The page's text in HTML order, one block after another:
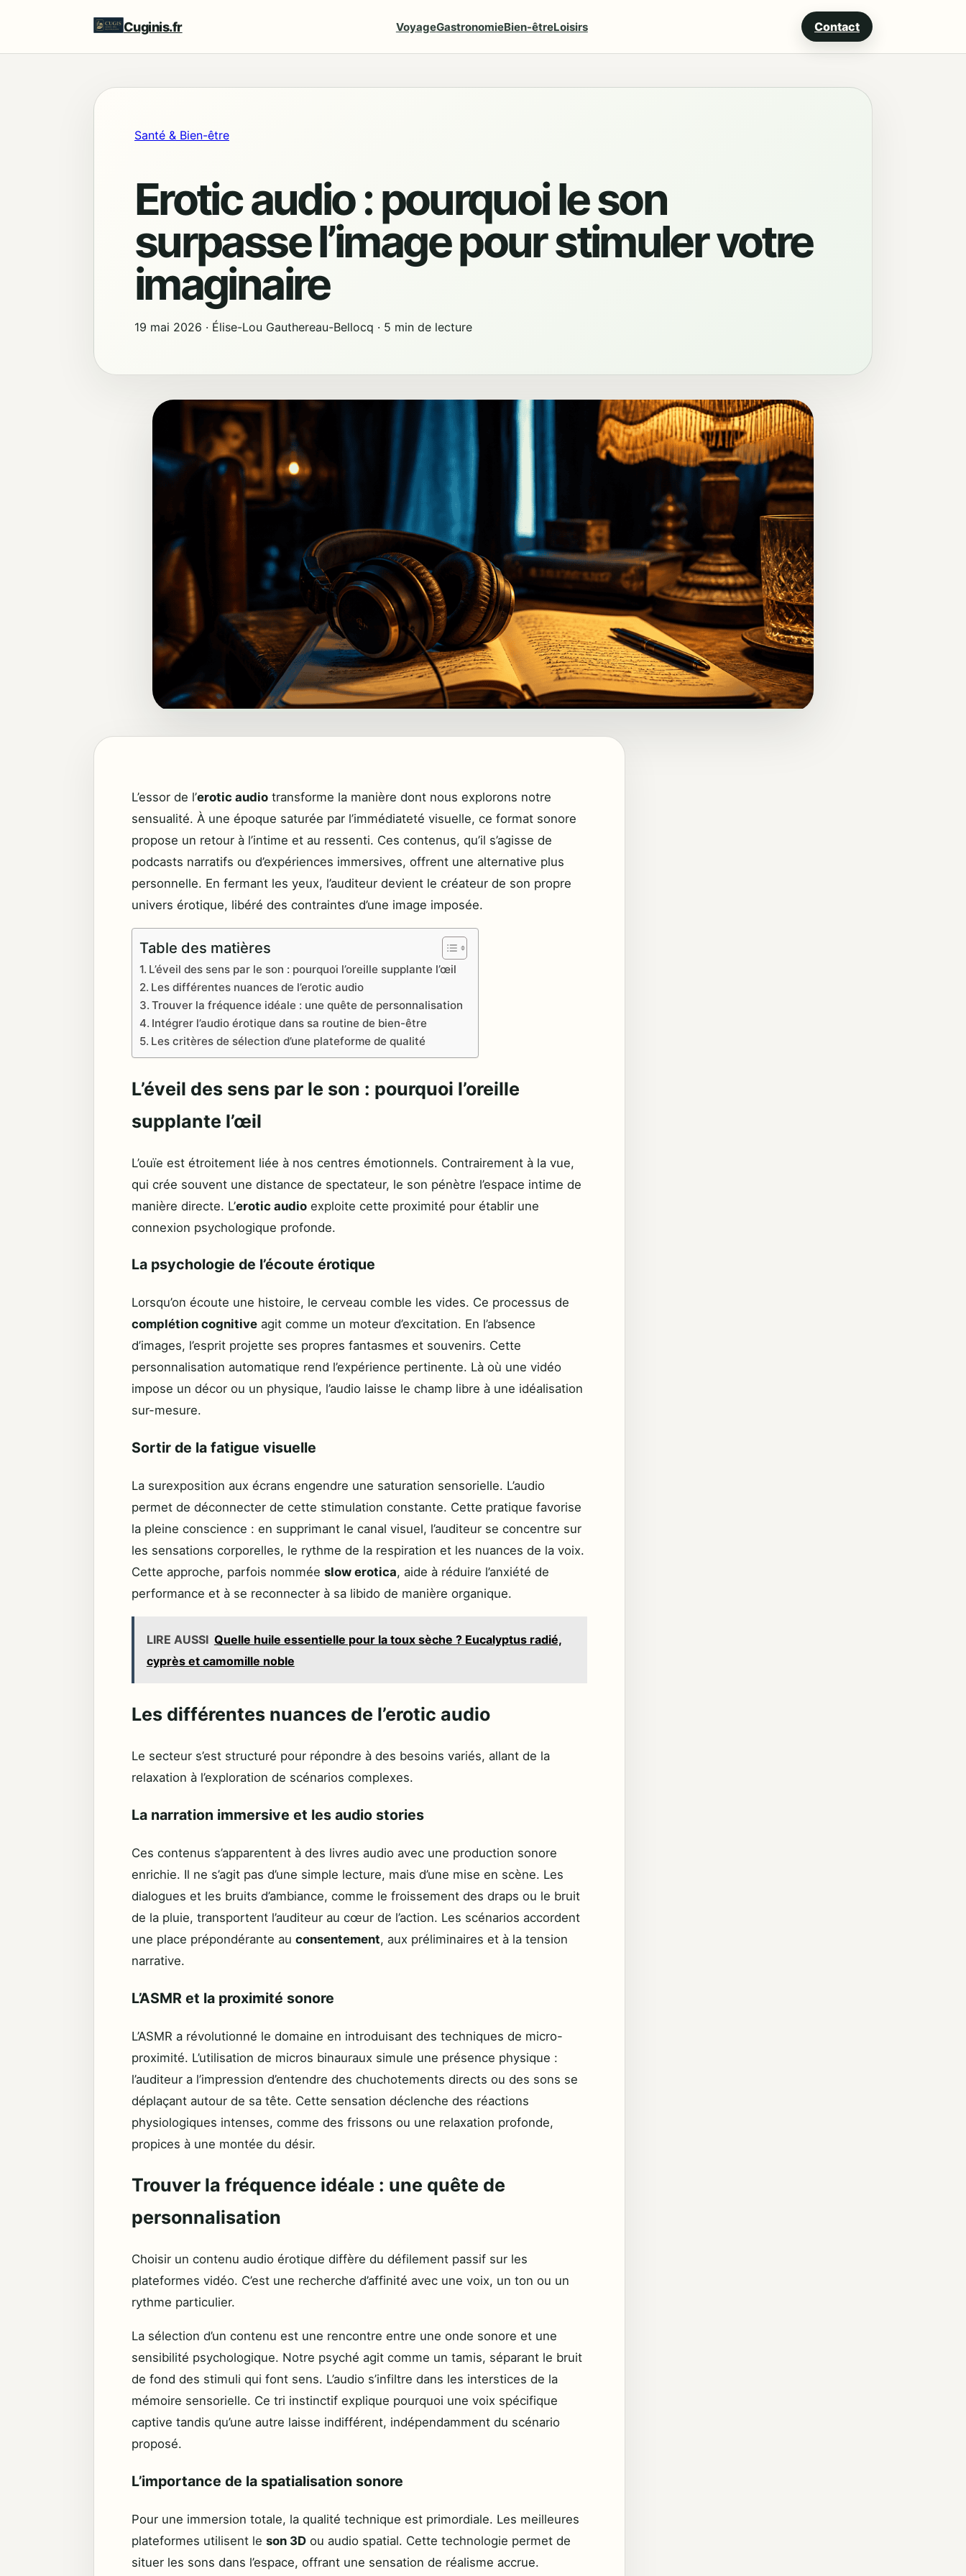
Cuginis.fr VoyageGastronomieBien-êtreLoisirs Contact
Santé & Bien-être
Erotic audio : pourquoi le son
surpasse l’image pour stimuler votre
imaginaire
19 mai 2026 · Élise-Lou Gauthereau-Bellocq · 5 min de lecture
L’essor de l’erotic audio transforme la manière dont nous explorons notre
sensualité. À une époque saturée par l’immédiateté visuelle, ce format sonore
propose un retour à l’intime et au ressenti. Ces contenus, qu’il s’agisse de
podcasts narratifs ou d’expériences immersives, offrent une alternative plus
personnelle. En fermant les yeux, l’auditeur devient le créateur de son propre
univers érotique, libéré des contraintes d’une image imposée.
Table des matières
L’éveil des sens par le son : pourquoi l’oreille supplante l’œil
Les différentes nuances de l’erotic audio
Trouver la fréquence idéale : une quête de personnalisation
Intégrer l’audio érotique dans sa routine de bien-être
Les critères de sélection d’une plateforme de qualité
L’éveil des sens par le son : pourquoi l’oreille
supplante l’œil
L’ouïe est étroitement liée à nos centres émotionnels. Contrairement à la vue,
qui crée souvent une distance de spectateur, le son pénètre l’espace intime de
manière directe. L’erotic audio exploite cette proximité pour établir une
connexion psychologique profonde.
La psychologie de l’écoute érotique
Lorsqu’on écoute une histoire, le cerveau comble les vides. Ce processus de
complétion cognitive agit comme un moteur d’excitation. En l’absence
d’images, l’esprit projette ses propres fantasmes et souvenirs. Cette
personnalisation automatique rend l’expérience pertinente. Là où une vidéo
impose un décor ou un physique, l’audio laisse le champ libre à une idéalisation
sur-mesure.
Sortir de la fatigue visuelle
La surexposition aux écrans engendre une saturation sensorielle. L’audio
permet de déconnecter de cette stimulation constante. Cette pratique favorise
la pleine conscience : en supprimant le canal visuel, l’auditeur se concentre sur
les sensations corporelles, le rythme de la respiration et les nuances de la voix.
Cette approche, parfois nommée slow erotica, aide à réduire l’anxiété de
performance et à se reconnecter à sa libido de manière organique.
LIRE AUSSI Quelle huile essentielle pour la toux sèche ? Eucalyptus radié,
cyprès et camomille noble
Les différentes nuances de l’erotic audio
Le secteur s’est structuré pour répondre à des besoins variés, allant de la
relaxation à l’exploration de scénarios complexes.
La narration immersive et les audio stories
Ces contenus s’apparentent à des livres audio avec une production sonore
enrichie. Il ne s’agit pas d’une simple lecture, mais d’une mise en scène. Les
dialogues et les bruits d’ambiance, comme le froissement des draps ou le bruit
de la pluie, transportent l’auditeur au cœur de l’action. Les scénarios accordent
une place prépondérante au consentement, aux préliminaires et à la tension
narrative.
L’ASMR et la proximité sonore
L’ASMR a révolutionné le domaine en introduisant des techniques de micro-
proximité. L’utilisation de micros binauraux simule une présence physique :
l’auditeur a l’impression d’entendre des chuchotements directs ou des sons se
déplaçant autour de sa tête. Cette sensation déclenche des réactions
physiologiques intenses, comme des frissons ou une relaxation profonde,
propices à une montée du désir.
Trouver la fréquence idéale : une quête de
personnalisation
Choisir un contenu audio érotique diffère du défilement passif sur les
plateformes vidéo. C’est une recherche d’affinité avec une voix, un ton ou un
rythme particulier.
La sélection d’un contenu est une rencontre entre une onde sonore et une
sensibilité psychologique. Notre psyché agit comme un tamis, séparant le bruit
de fond des stimuli qui font sens. L’audio s’infiltre dans les interstices de la
mémoire sensorielle. Ce tri instinctif explique pourquoi une voix spécifique
captive tandis qu’une autre laisse indifférent, indépendamment du scénario
proposé.
L’importance de la spatialisation sonore
Pour une immersion totale, la qualité technique est primordiale. Les meilleures
plateformes utilisent le son 3D ou audio spatial. Cette technologie permet de
situer les sons dans l’espace, offrant une sensation de réalisme accrue.